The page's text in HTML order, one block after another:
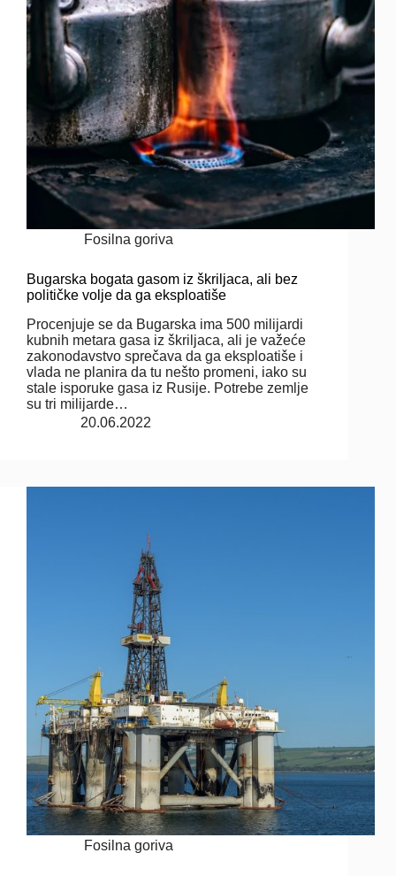
Fosilna goriva
Bugarska bogata gasom iz škriljaca, ali bez
političke volje da ga eksploatiše
Procenjuje se da Bugarska ima 500 milijardi
kubnih metara gasa iz škriljaca, ali je važeće
zakonodavstvo sprečava da ga eksploatiše i
vlada ne planira da tu nešto promeni, iako su
stale isporuke gasa iz Rusije. Potrebe zemlje
su tri milijarde…
20.06.2022
Fosilna goriva